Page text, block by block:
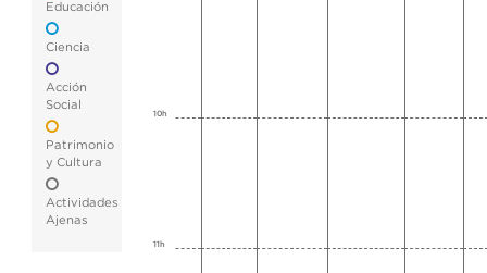
Educación
Ciencia
Acción
Social
Patrimonio
y Cultura
Actividades
Ajenas
10h
11h